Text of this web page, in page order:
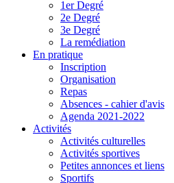
1er Degré
2e Degré
3e Degré
La remédiation
En pratique
Inscription
Organisation
Repas
Absences - cahier d'avis
Agenda 2021-2022
Activités
Activités culturelles
Activités sportives
Petites annonces et liens
Sportifs